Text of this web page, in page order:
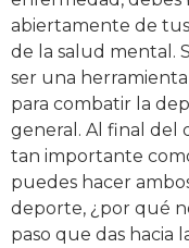
abiertamente de
de la salud mental.
ser una
para combatir la
general. Al final del
tan importante
puedes hacer
deporte, ¿por qué
paso que das hacia